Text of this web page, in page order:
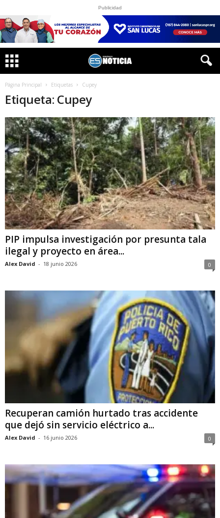
Publicidad
Página Principal Etiquetas Cupey
Etiqueta: Cupey
PIP impulsa investigación por presunta tala
ilegal y proyecto en área...
Alex David - 18 junio 2026 0
Recuperan camión hurtado tras accidente
que dejó sin servicio eléctrico a...
Alex David - 16 junio 2026 0